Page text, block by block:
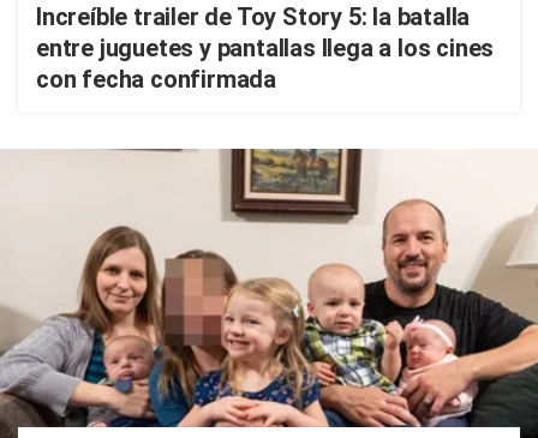
Increíble trailer de Toy Story 5: la batalla
entre juguetes y pantallas llega a los cines
con fecha confirmada